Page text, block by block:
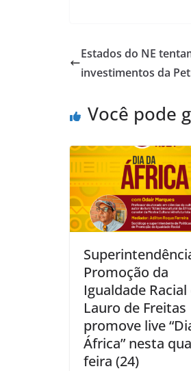
s
A
p
e
b
o
k
l
Estados do NE
investimentos da
Você pode
Promoção da
Igualdade Racial
Lauro de Freitas
promove live
África” nesta
feira (24)